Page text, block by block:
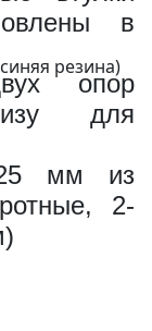
1320 x 1000
29.9 кг
резина)
в
опор
для
мм из
2-